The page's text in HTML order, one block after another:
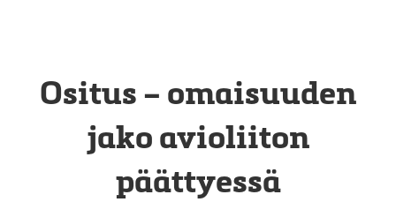
Ositus – omaisuuden
jako avioliiton
päättyessä